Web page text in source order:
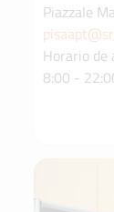
Piazzale
Horario de
8:00 -